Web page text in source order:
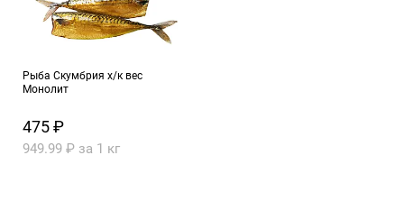
Рыба Скумбрия х/к вес
Монолит
475 ₽
949.99 ₽ за 1 кг